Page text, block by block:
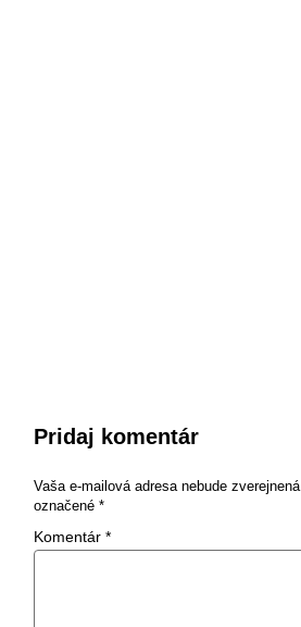
Pridaj komentár
Vaša e-mailová adresa nebude zverejnená.
označené *
Komentár *